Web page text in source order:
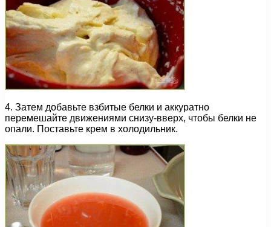
4. Затем добавьте взбитые белки и аккуратно
перемешайте движениями снизу-вверх, чтобы белки не
опали. Поставьте крем в холодильник.